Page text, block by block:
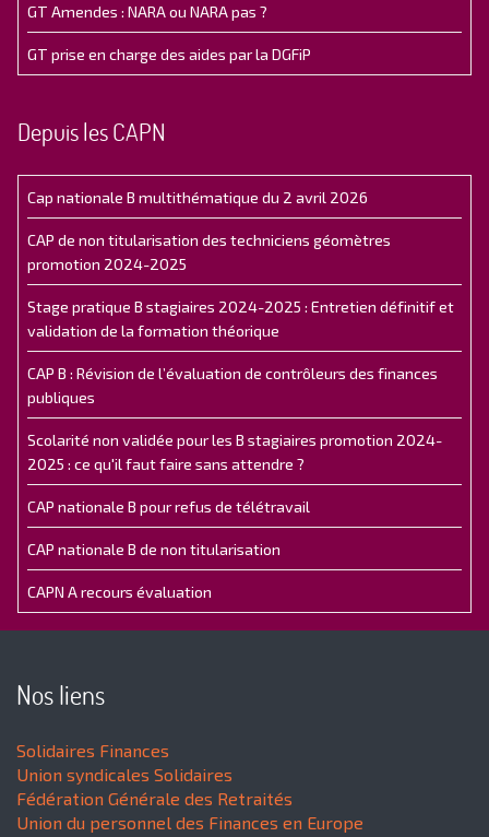
GT Amendes : NARA ou NARA pas ?
GT prise en charge des aides par la DGFiP
Depuis les CAPN
Cap nationale B multithématique du 2 avril 2026
CAP de non titularisation des techniciens géomètres
promotion 2024-2025
Stage pratique B stagiaires 2024-2025 : Entretien définitif et
validation de la formation théorique
CAP B : Révision de l’évaluation de contrôleurs des finances
publiques
Scolarité non validée pour les B stagiaires promotion 2024-
2025 : ce qu'il faut faire sans attendre ?
CAP nationale B pour refus de télétravail
CAP nationale B de non titularisation
CAPN A recours évaluation
Nos liens
Solidaires Finances
Union syndicales Solidaires
Fédération Générale des Retraités
Union du personnel des Finances en Europe